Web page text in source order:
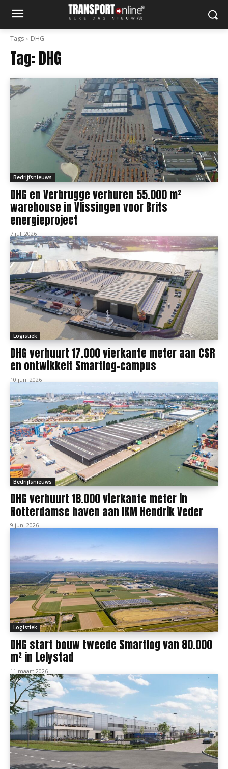
Tags DHG
Tag:DHG
Bedrijfsnieuws
DHG en Verbrugge verhuren 55.000 m²
warehouse in Vlissingen voor Brits
energieproject
7 juli 2026
Logistiek
DHG verhuurt 17.000 vierkante meter aan CSR
en ontwikkelt Smartlog-campus
10 juni 2026
Bedrijfsnieuws
DHG verhuurt 18.000 vierkante meter in
Rotterdamse haven aan IKM Hendrik Veder
9 juni 2026
Logistiek
DHG start bouw tweede Smartlog van 80.000
m² in Lelystad
11 maart 2026